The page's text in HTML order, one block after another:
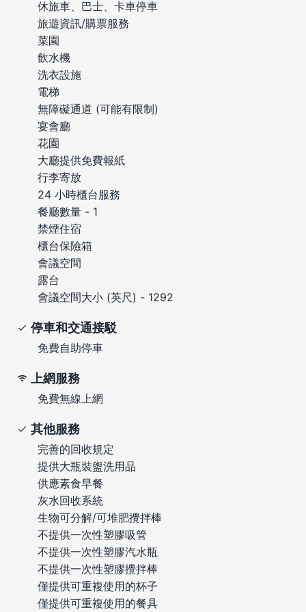
休旅車、巴士、卡車停車
旅遊資訊/購票服務
菜園
飲水機
洗衣設施
電梯
無障礙通道 (可能有限制)
宴會廳
花園
大廳提供免費報紙
行李寄放
24 小時櫃台服務
餐廳數量 - 1
禁煙住宿
櫃台保險箱
會議空間
露台
會議空間大小 (英尺) - 1292
停車和交通接駁
免費自助停車
上網服務
免費無線上網
其他服務
完善的回收規定
提供大瓶裝盥洗用品
供應素食早餐
灰水回收系統
生物可分解/可堆肥攪拌棒
不提供一次性塑膠吸管
不提供一次性塑膠汽水瓶
不提供一次性塑膠攪拌棒
僅提供可重複使用的杯子
僅提供可重複使用的餐具